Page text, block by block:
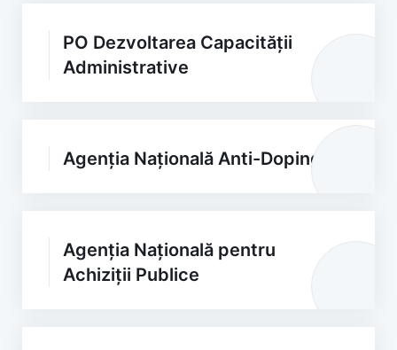
PO Dezvoltarea Capacității
Administrative
Agenția Națională Anti-Doping
Agenția Națională pentru
Achiziții Publice